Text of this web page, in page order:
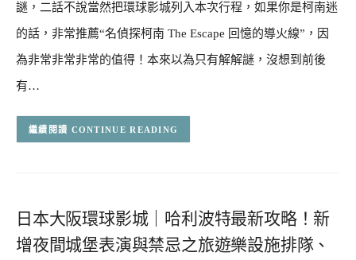
謎，二話不說當然把環球影城列入本次行程，如果你是柯南迷
的話，非常推薦“名偵探柯南 The Escape 回憶的導火線”，因
為非常非常非常的值得！本來以為只有解解謎，沒想到前後
有…
CONTINUE READING
日本大阪環球影城｜哈利波特最新攻略！新
增夜間城堡表演與禁忌之旅遊樂設施排隊、